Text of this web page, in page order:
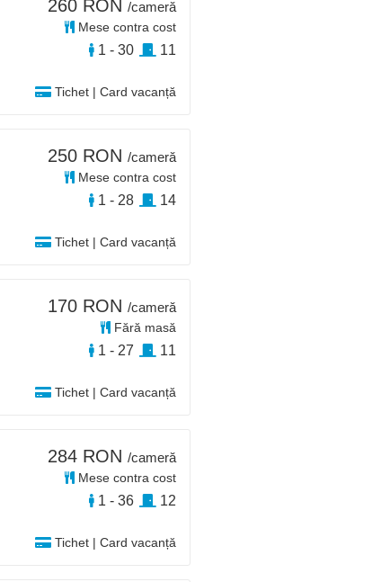
Tichet | Card vacanță
260 RON /cameră
Mese contra cost
1 - 30 11
Tichet | Card vacanță
250 RON /cameră
Mese contra cost
1 - 28 14
Tichet | Card vacanță
170 RON /cameră
Fără masă
1 - 27 11
Tichet | Card vacanță
284 RON /cameră
Mese contra cost
1 - 36 12